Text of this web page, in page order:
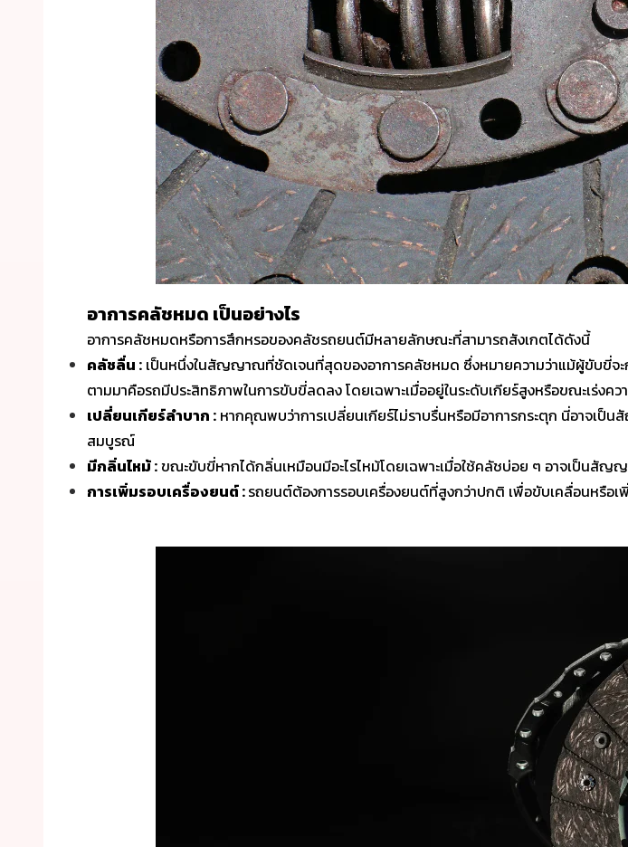
อาการคลัชหมด เป็นอย่างไร
อาการคลัชหมดหรือการสึกหรอของคลัชรถยนต์มีหลายลักษณะที่สามารถสังเกตได้ดังนี้
คลัชลื่น : เป็นหนึ่งในสัญญาณที่ชัดเจนที่สุดของอาการคลัชหมด ซึ่งหมายความว่าแม้ผู้ขับขี่จ
ตามมาคือรถมีประสิทธิภาพในการขับขี่ลดลง โดยเฉพาะเมื่ออยู่ในระดับเกียร์สูงหรือขณะเร่งคว
เปลี่ยนเกียร์ลำบาก : หากคุณพบว่าการเปลี่ยนเกียร์ไม่ราบรื่นหรือมีอาการกระตุก นี่อาจเ
สมบูรณ์
มีกลิ่นไหม้ :ขณะขับขี่หากได้กลิ่นเหมือนมีอะไรไหม้โดยเฉพาะเมื่อใช้คลัชบ่อย ๆ อาจเป็นสั
การเพิ่มรอบเครื่องยนต์ :รถยนต์ต้องการรอบเครื่องยนต์ที่สูงกว่าปกติ เพื่อขับเคลื่อนหรือเ